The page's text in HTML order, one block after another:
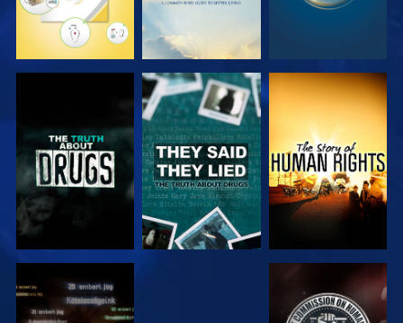
MŰSORNÉZÉS MŰSORNÉZÉS
MŰSORNÉZÉS MŰSORNÉZÉS